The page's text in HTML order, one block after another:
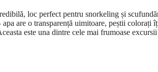
loc perfect pentru snorkeling și
are o transparență uimitoare, peștii colorați
este una dintre cele mai frumoase